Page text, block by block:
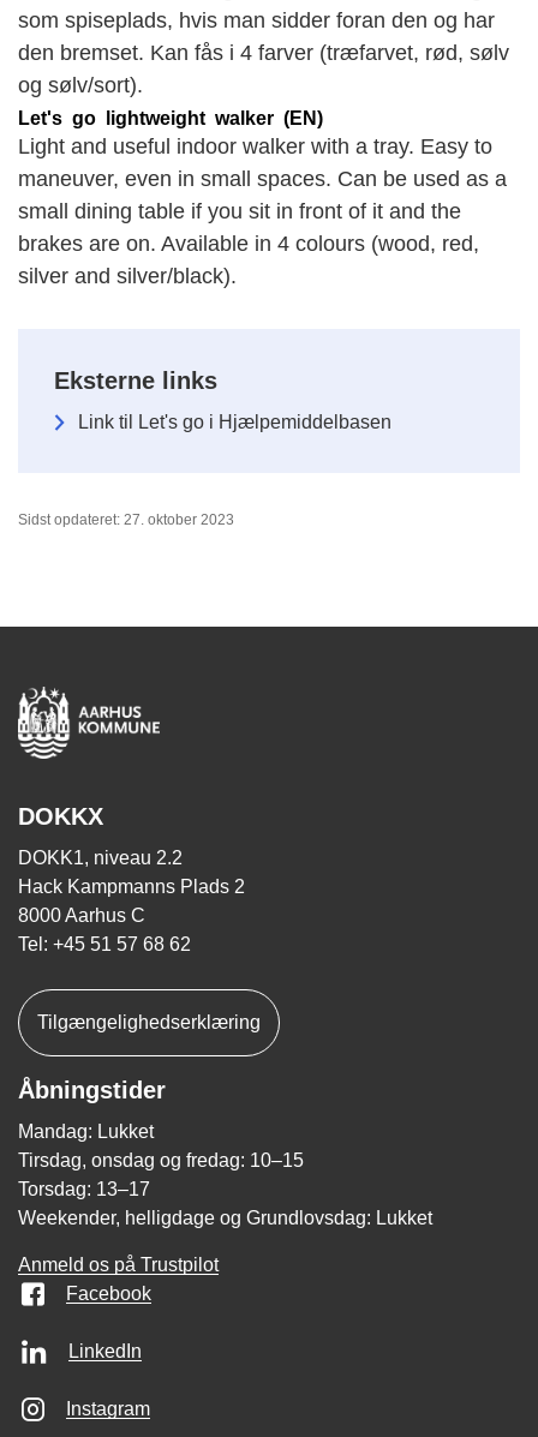
som spiseplads, hvis man sidder foran den og har
den bremset. Kan fås i 4 farver (træfarvet, rød, sølv
og sølv/sort).
Let's go lightweight walker (EN)
Light and useful indoor walker with a tray. Easy to
maneuver, even in small spaces. Can be used as a
small dining table if you sit in front of it and the
brakes are on. Available in 4 colours (wood, red,
silver and silver/black).
Eksterne links
Link til Let's go i Hjælpemiddelbasen
Sidst opdateret: 27. oktober 2023
DOKKX
DOKK1, niveau 2.2
Hack Kampmanns Plads 2
8000 Aarhus C
Tel: +45 51 57 68 62
Tilgængelighedserklæring
Åbningstider
Mandag: Lukket
Tirsdag, onsdag og fredag: 10–15
Torsdag: 13–17
Weekender, helligdage og Grundlovsdag: Lukket
Anmeld os på Trustpilot
Facebook
LinkedIn
Instagram